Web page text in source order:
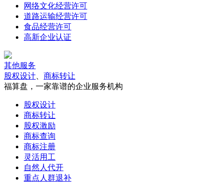
网络文化经营许可
道路运输经营许可
食品经营许可
高新企业认证
其他服务
股权设计
商标转让
福算盘，一家靠谱的企业服务机构
股权设计
商标转让
股权激励
商标查询
商标注册
灵活用工
自然人代开
重点人群退补